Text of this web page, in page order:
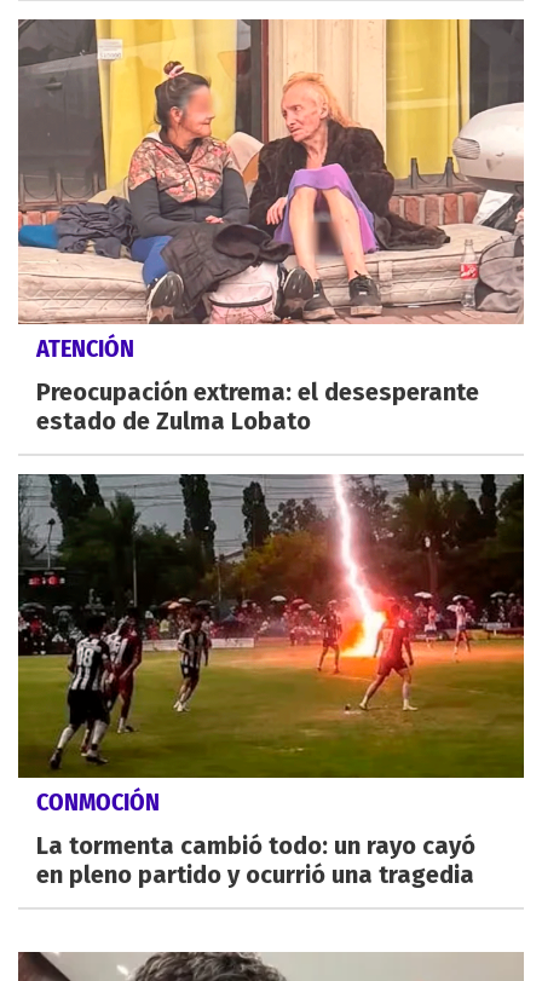
ATENCIÓN
Preocupación extrema: el desesperante
estado de Zulma Lobato
CONMOCIÓN
La tormenta cambió todo: un rayo cayó
en pleno partido y ocurrió una tragedia